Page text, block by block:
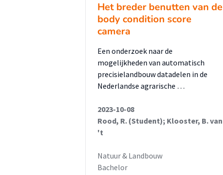
Het breder benutten van de
body condition score
camera
Een onderzoek naar de
mogelijkheden van automatisch
precisielandbouw datadelen in de
Nederlandse agrarische …
2023-10-08
Rood, R. (Student); Klooster, B. van
't
Natuur & Landbouw
Bachelor